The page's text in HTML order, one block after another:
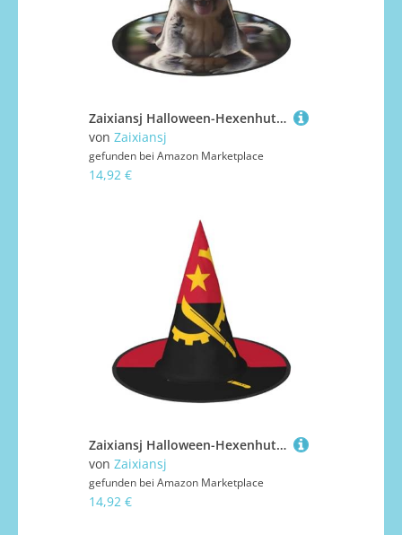
Zaixiansj Halloween-Hexenhut, niedlicher Koala-Druck, Kostüm, Kopfbedeckung, Erwachsene, gruseliger Hut, Festival-Kopfbedeckung
von Zaixiansj
gefunden bei Amazon Marketplace
14,92 €
Zaixiansj Halloween-Hexenhut, Angola-Flagge, Kostüm, Kopfbedeckung, Erwachsene, gruseliger Hut, Festival-Kopfbedeckung
von Zaixiansj
gefunden bei Amazon Marketplace
14,92 €